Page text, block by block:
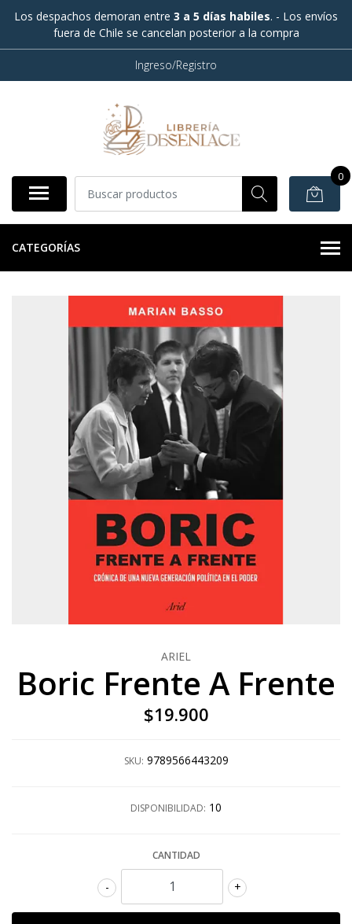
Los despachos demoran entre 3 a 5 días habiles. - Los envíos
fuera de Chile se cancelan posterior a la compra
Ingreso/Registro
0
CATEGORÍAS
ARIEL
Boric Frente A Frente
$19.900
SKU: 9789566443209
DISPONIBILIDAD: 10
CANTIDAD
+
-